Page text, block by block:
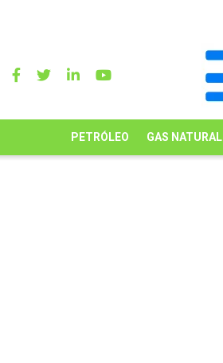
PETRÓLEO GAS NATURAL